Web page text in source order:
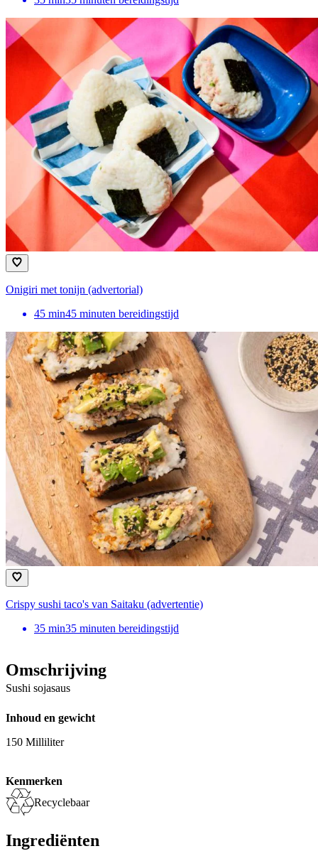
Onigiri met tonijn (advertorial)
45 min45 minuten bereidingstijd
Crispy sushi taco's van Saitaku (advertentie)
35 min35 minuten bereidingstijd
Omschrijving
Sushi sojasaus
Inhoud en gewicht
150 Milliliter
Kenmerken
Recyclebaar
Ingrediënten